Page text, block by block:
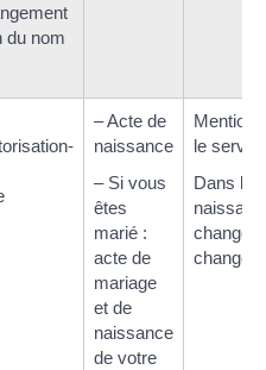
du nom
– Acte de
naissance
– Si vous
êtes
marié :
acte de
mariage
et de
naissance
de votre
Mention
le
Dans